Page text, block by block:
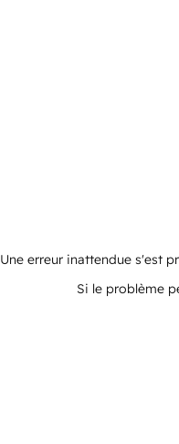
Une erreur inattendue s'est
Si le problème